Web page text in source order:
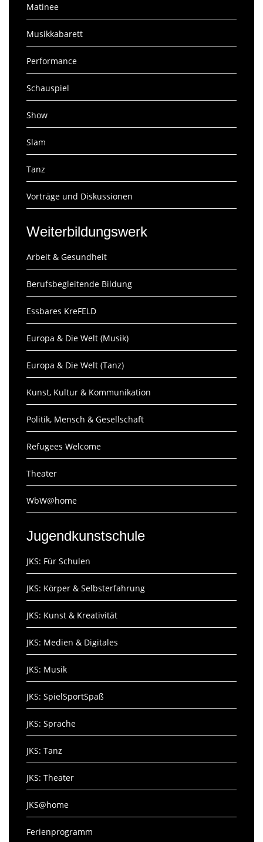
Matinee
Musikkabarett
Performance
Schauspiel
Show
Slam
Tanz
Vorträge und Diskussionen
Weiterbildungswerk
Arbeit & Gesundheit
Berufsbegleitende Bildung
Essbares KreFELD
Europa & Die Welt (Musik)
Europa & Die Welt (Tanz)
Kunst, Kultur & Kommunikation
Politik, Mensch & Gesellschaft
Refugees Welcome
Theater
WbW@home
Jugendkunstschule
JKS: Für Schulen
JKS: Körper & Selbsterfahrung
JKS: Kunst & Kreativität
JKS: Medien & Digitales
JKS: Musik
JKS: SpielSportSpaß
JKS: Sprache
JKS: Tanz
JKS: Theater
JKS@home
Ferienprogramm